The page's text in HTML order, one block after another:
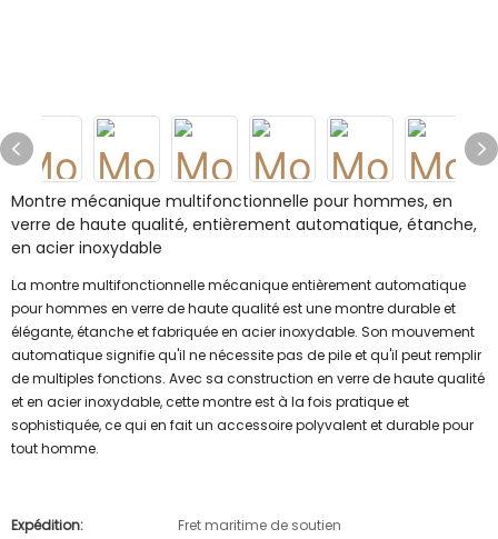
Montre mécanique multifonctionnelle pour hommes, en
verre de haute qualité, entièrement automatique, étanche,
en acier inoxydable
La montre multifonctionnelle mécanique entièrement automatique
pour hommes en verre de haute qualité est une montre durable et
élégante, étanche et fabriquée en acier inoxydable. Son mouvement
automatique signifie qu'il ne nécessite pas de pile et qu'il peut remplir
de multiples fonctions. Avec sa construction en verre de haute qualité
et en acier inoxydable, cette montre est à la fois pratique et
sophistiquée, ce qui en fait un accessoire polyvalent et durable pour
tout homme.
Expédition:
Fret maritime de soutien